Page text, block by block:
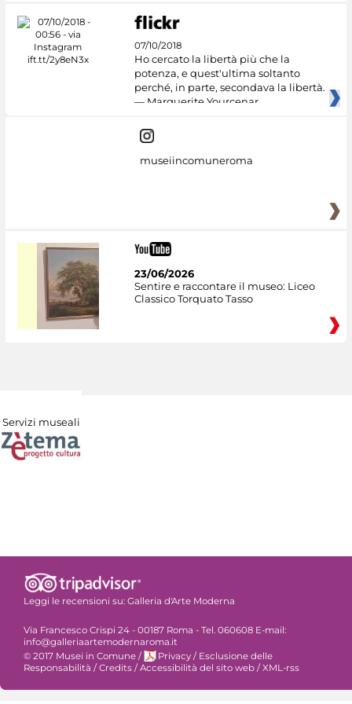
07/10/2018
Ho cercato la libertà più che la
potenza, e quest'ultima soltanto
perché, in parte, secondava la libertà.
— Marguerite Yourcenar
museiincomuneroma
23/06/2026
Sentire e raccontare il museo: Liceo
Classico Torquato Tasso
Servizi museali
Leggi le recensioni su: Galleria d'Arte Moderna
Via Francesco Crispi 24 - 00187 Roma - Tel. 060608 E-mail:
info@galleriaartemodernaroma.it
© 2017 Musei in Comune / Privacy / Esclusione delle
Responsabilità / Credits / Accessibilità del sito web / XML-rss